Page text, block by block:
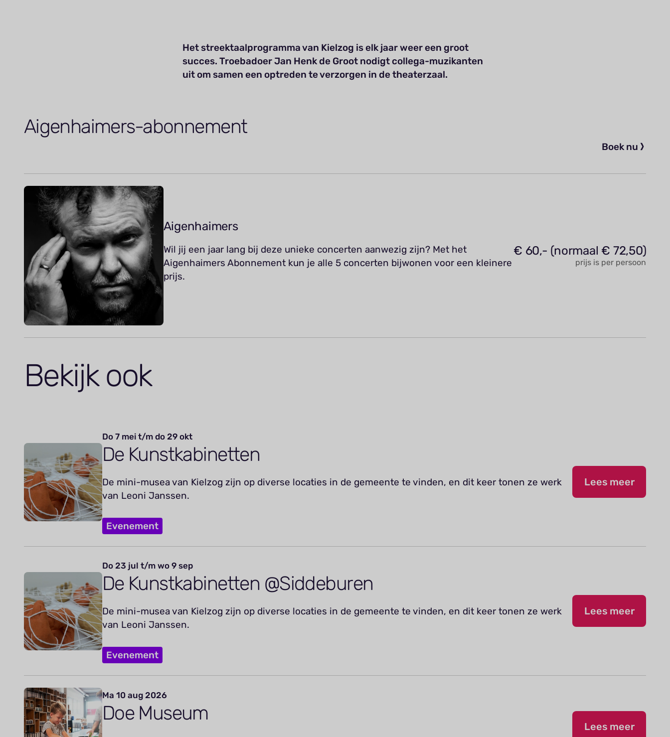
Het streektaalprogramma van Kielzog is elk jaar weer een groot
succes. Troebadoer Jan Henk de Groot nodigt collega-muzikanten
uit om samen een optreden te verzorgen in de theaterzaal.
Aigenhaimers-abonnement
Boek nu
Aigenhaimers
Wil jij een jaar lang bij deze unieke concerten aanwezig zijn? Met het
Aigenhaimers Abonnement kun je alle 5 concerten bijwonen voor een kleinere
prijs.
€ 60,- (normaal € 72,50)
prijs is per persoon
Bekijk ook
Do 7 mei t/m do 29 okt
De Kunstkabinetten
De mini-musea van Kielzog zijn op diverse locaties in de gemeente te vinden, en dit keer tonen ze werk
van Leoni Janssen.
Evenement
Lees meer
Do 23 jul t/m wo 9 sep
De Kunstkabinetten @Siddeburen
De mini-musea van Kielzog zijn op diverse locaties in de gemeente te vinden, en dit keer tonen ze werk
van Leoni Janssen.
Evenement
Lees meer
Ma 10 aug 2026
Doe Museum
Lees meer